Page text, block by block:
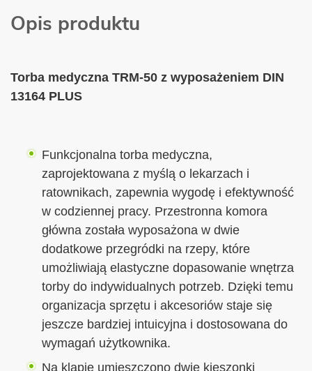
Opis produktu
Torba medyczna TRM-50 z wyposażeniem DIN
13164 PLUS
Funkcjonalna torba medyczna,
zaprojektowana z myślą o lekarzach i
ratownikach, zapewnia wygodę i efektywność
w codziennej pracy. Przestronna komora
główna została wyposażona w dwie
dodatkowe przegródki na rzepy, które
umożliwiają elastyczne dopasowanie wnętrza
torby do indywidualnych potrzeb. Dzięki temu
organizacja sprzętu i akcesoriów staje się
jeszcze bardziej intuicyjna i dostosowana do
wymagań użytkownika.
Na klapie umieszczono dwie kieszonki